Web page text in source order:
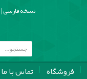
نسخه فارسی|
فروشگاه تماس با ما